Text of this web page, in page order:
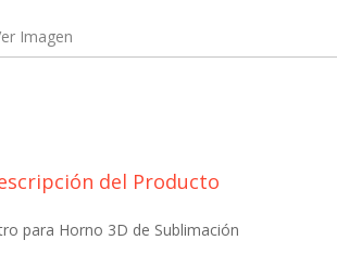
whatsapp:
Imagen
del Producto
para Horno 3D de Sublimación